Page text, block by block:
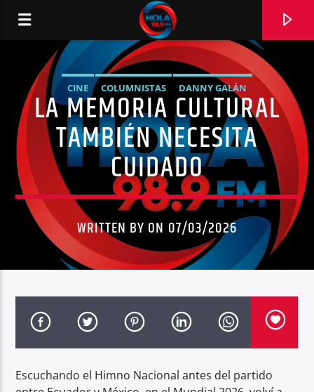
RADIO HOLA
0:00
Radio hola
CINE COLUMNISTAS
DANNY GALÁN
HIMNO NACIONAL
INDUSTRIA MUSICAL
MÚSICA
NOTICIAS
NOTICIAS ECUADOR OPINIÓN
LA MEMORIA CULTURAL
TAMBIÉN NECESITA
CUIDADO
WRITTEN BY ON 07/03/2026
Escuchando el Himno Nacional antes del partido